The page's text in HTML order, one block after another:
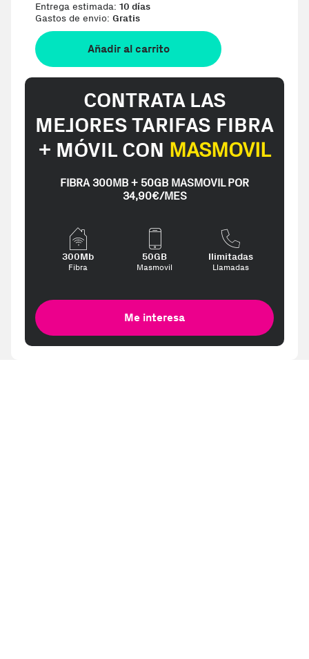
Entrega estimada: 10 días
Gastos de envio: Gratis
Añadir al carrito
CONTRATA LAS
MEJORES TARIFAS FIBRA
+ MÓVIL CON MASMOVIL
FIBRA 300MB + 50GB MASMOVIL POR
34,90€/MES
300Mb
Fibra
50GB
Masmovil
Ilimitadas
Llamadas
Me interesa